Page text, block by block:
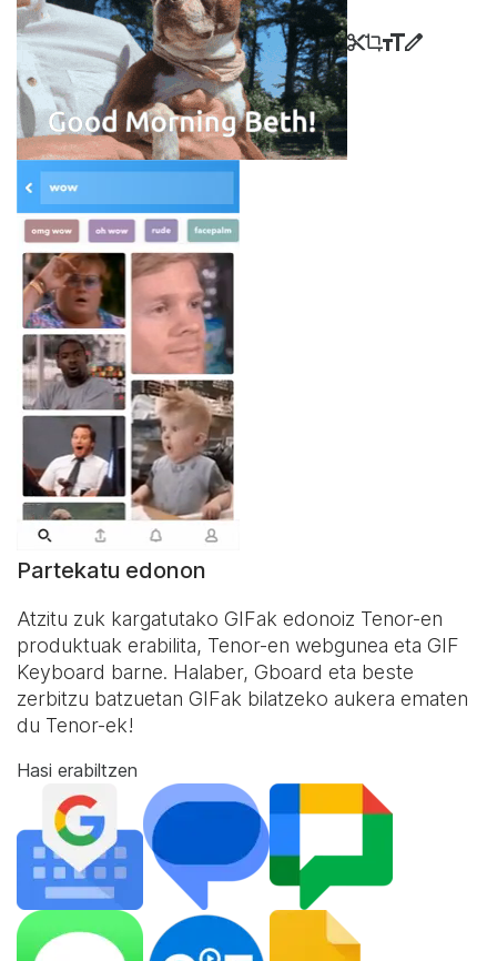
Partekatu edonon
Atzitu zuk kargatutako GIFak edonoiz Tenor-en
produktuak erabilita, Tenor-en webgunea eta GIF
Keyboard barne. Halaber, Gboard eta beste
zerbitzu batzuetan GIFak bilatzeko aukera ematen
du Tenor-ek!
Hasi erabiltzen